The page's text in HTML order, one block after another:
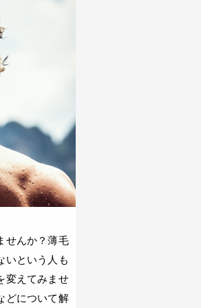
せんか？薄毛
いという人も
変えてみませ
どについて解